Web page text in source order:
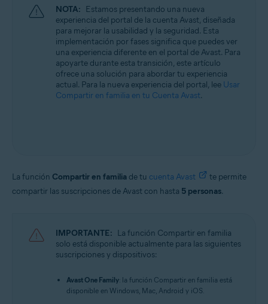
Avast One 22.x para Windows
Avast Cleanup Premium 22.x para Windows
Avast One 22.x para Mac
Avast Mobile Security Premium 6.x para Android
Avast One 2.x para Android
Avast One 2.x para iOS
NOTA: Estamos presentando una nueva
experiencia del portal de la cuenta Avast, diseñada
para mejorar la usabilidad y la seguridad. Esta
implementación por fases significa que puedes ver
una experiencia diferente en el portal de Avast. Para
apoyarte durante esta transición, este artículo
ofrece una solución para abordar tu experiencia
actual. Para la nueva experiencia del portal, lee Usar
Compartir en familia en tu Cuenta Avast.
La función Compartir en familia de tu cuenta Avast
te permite
compartir las suscripciones de Avast con hasta 5 personas.
IMPORTANTE: La función Compartir en familia
solo está disponible actualmente para las siguientes
suscripciones y dispositivos:
Avast One Family: la función Compartir en familia está
disponible en Windows, Mac, Android y iOS.